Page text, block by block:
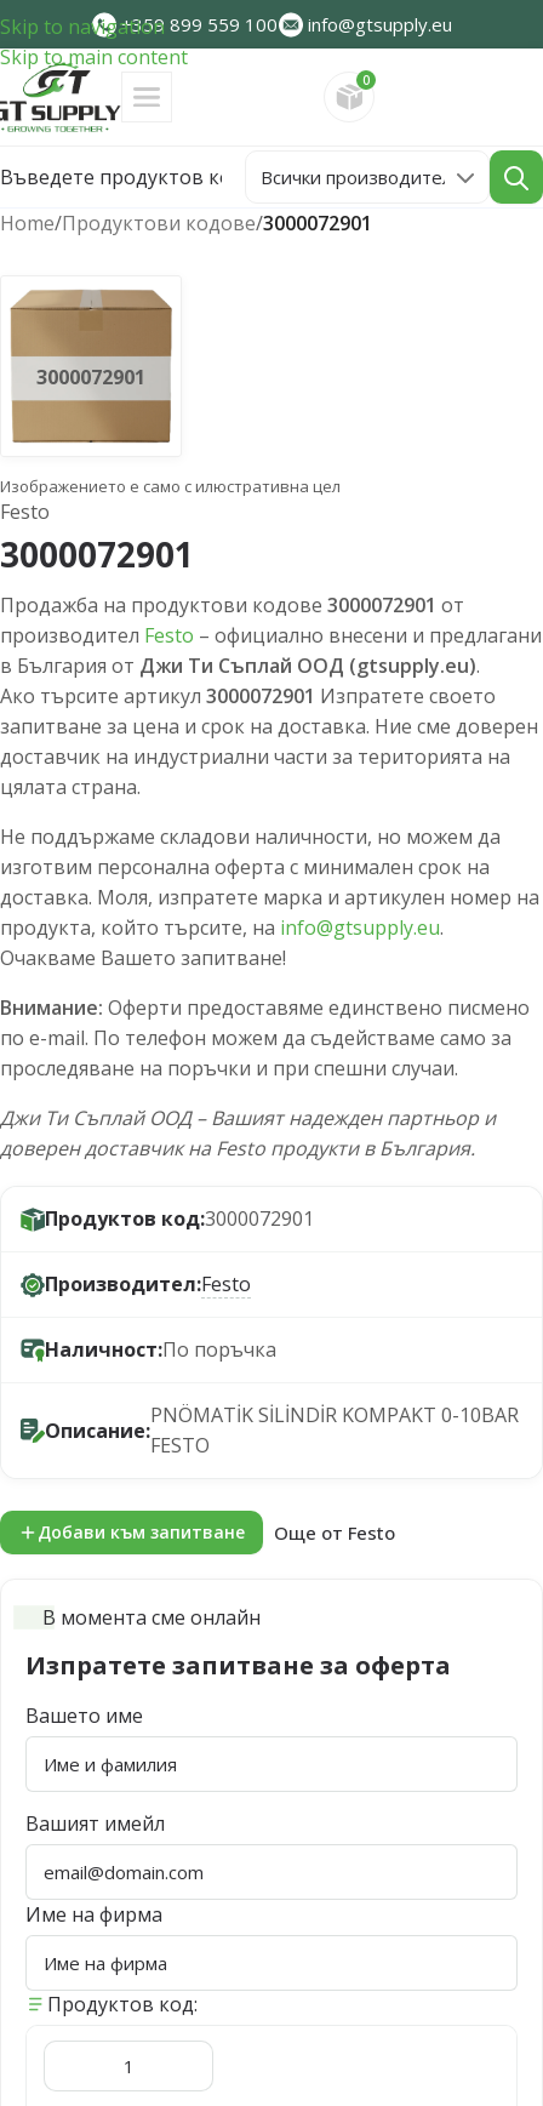
Skip to navigation
Skip to main content
+359 899 559 100 info@gtsupply.eu
0
Home/Продуктови кодове/3000072901
3000072901
Изображението е само с илюстративна цел
Festo
3000072901
Продажба на продуктови кодове 3000072901 от
производител Festo – официално внесени и предлагани
в България от Джи Ти Съплай ООД (gtsupply.eu).
Ако търсите артикул 3000072901 Изпратете своето
запитване за цена и срок на доставка. Ние сме доверен
доставчик на индустриални части за територията на
цялата страна.
Не поддържаме складови наличности, но можем да
изготвим персонална оферта с минимален срок на
доставка. Моля, изпратете марка и артикулен номер на
продукта, който търсите, на info@gtsupply.eu.
Очакваме Вашето запитване!
Внимание: Оферти предоставяме единствено писмено
по e-mail. По телефон можем да съдействаме само за
проследяване на поръчки и при спешни случаи.
Джи Ти Съплай ООД – Вашият надежден партньор и
доверен доставчик на Festo продукти в България.
Продуктов код:3000072901
Производител:Festo
Наличност:По поръчка
Описание:
PNÖMATİK SİLİNDİR KOMPAKT 0-10BAR
FESTO
Добави към запитване Още от Festo
В момента сме онлайн
Изпратете запитване за оферта
Вашето име
Вашият имейл
Име на фирма
Продуктов код: